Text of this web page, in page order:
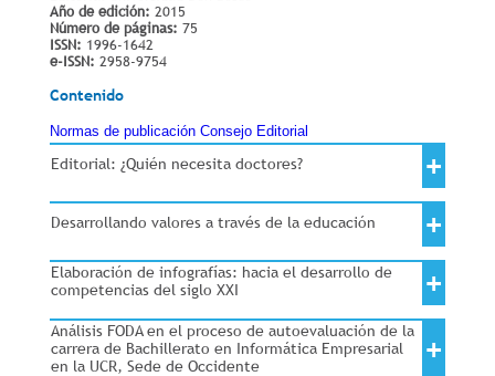
Año de edición: 2015
Número de páginas: 75
ISSN: 1996-1642
e-ISSN: 2958-9754
Contenido
Normas de publicación Consejo Editorial
Editorial: ¿Quién necesita doctores? +
Desarrollando valores a través de la educación +
Elaboración de infografías: hacia el desarrollo de
competencias del siglo XXI
+
Análisis FODA en el proceso de autoevaluación de la
carrera de Bachillerato en Informática Empresarial
en la UCR, Sede de Occidente
+